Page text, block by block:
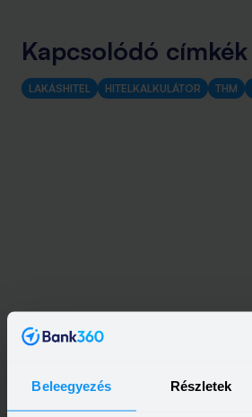
Beleegyezés Részletek
Kapcsolódó címkék
LAKÁSHITEL HITELKALKULÁTOR THM
Kapcsolódó cikkek